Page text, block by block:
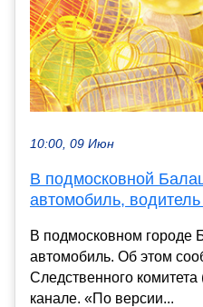
10:00, 09 Июн
В подмосковной
автомобиль, водитель
В подмосковном городе
автомобиль. Об этом
Следственного
канале. «По версии...